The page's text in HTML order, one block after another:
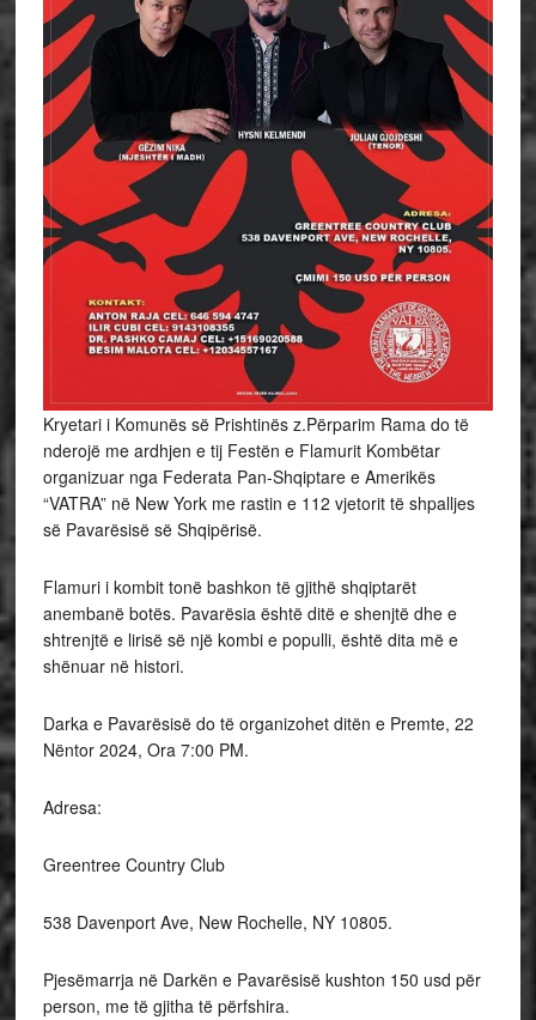
Kryetari i Komunës së Prishtinës z.Përparim Rama do të
nderojë me ardhjen e tij Festën e Flamurit Kombëtar
organizuar nga Federata Pan-Shqiptare e Amerikës
“VATRA” në New York me rastin e 112 vjetorit të shpalljes
së Pavarësisë së Shqipërisë.
Flamuri i kombit tonë bashkon të gjithë shqiptarët
anembanë botës. Pavarësia është ditë e shenjtë dhe e
shtrenjtë e lirisë së një kombi e populli, është dita më e
shënuar në histori.
Darka e Pavarësisë do të organizohet ditën e Premte, 22
Nëntor 2024, Ora 7:00 PM.
Adresa:
Greentree Country Club
538 Davenport Ave, New Rochelle, NY 10805.
Pjesëmarrja në Darkën e Pavarësisë kushton 150 usd për
person, me të gjitha të përfshira.